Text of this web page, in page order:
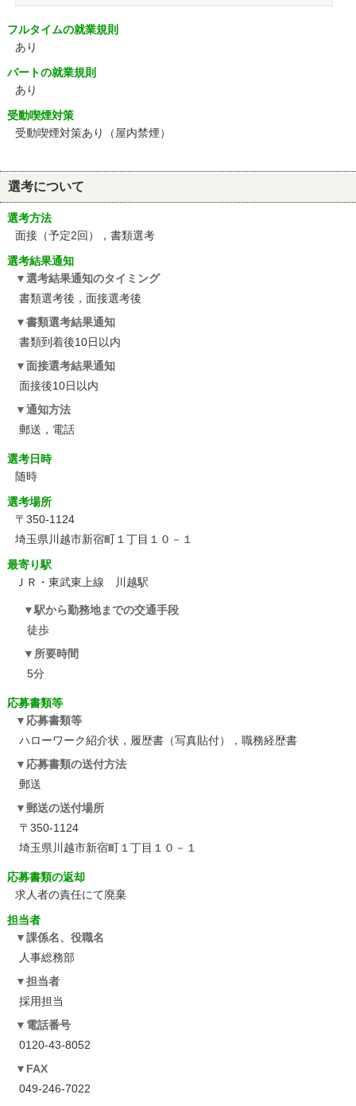
フルタイムの就業規則
あり
パートの就業規則
あり
受動喫煙対策
受動喫煙対策あり（屋内禁煙）
選考について
選考方法
面接（予定2回），書類選考
選考結果通知
選考結果通知のタイミング
書類選考後，面接選考後
書類選考結果通知
書類到着後10日以内
面接選考結果通知
面接後10日以内
通知方法
郵送，電話
選考日時
随時
選考場所
〒350-1124
埼玉県川越市新宿町１丁目１０－１
最寄り駅
ＪＲ・東武東上線 川越駅
駅から勤務地までの交通手段
徒歩
所要時間
5分
応募書類等
応募書類等
ハローワーク紹介状，履歴書（写真貼付），職務経歴書
応募書類の送付方法
郵送
郵送の送付場所
〒350-1124
埼玉県川越市新宿町１丁目１０－１
応募書類の返却
求人者の責任にて廃棄
担当者
課係名、役職名
人事総務部
担当者
採用担当
電話番号
0120-43-8052
FAX
049-246-7022